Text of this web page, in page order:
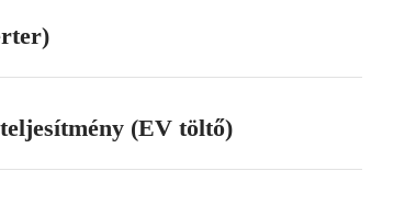
(EV töltő)